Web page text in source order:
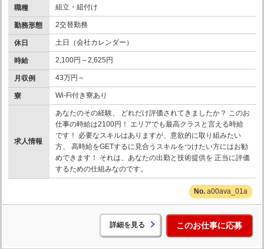
職種 組立・組付け
勤務形態 2交替勤務
休日 土日（会社カレンダー）
時給 2,100円～2,625円
月収例 43万円～
寮 Wi-Fi付き寮あり
求人情報
あなたのその経験、 どれだけ評価されてきましたか？ このお
仕事の時給は2100円！ エリアでも最高クラスと言える時給
です！ 必要なスキルはありますが、意欲的に取り組みたい
方、 高時給をGETするに見合うスキルをつけたい方にはお勧
めできます！ それは、あなたの出勤と技術提供を 正当に評価
するための仕組みなのです。
a00ava_01a
詳細を見る このお仕事に応募